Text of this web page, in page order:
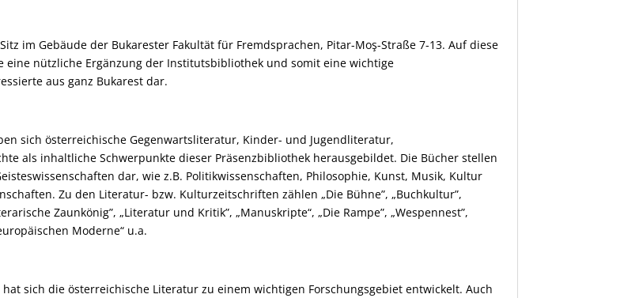
im Gebäude der Bukarester Fakultät für Fremdsprachen, Pitar-Moş-Straße 7-13. Auf diese
eine nützliche Ergänzung der Institutsbibliothek und somit eine wichtige
aus ganz Bukarest dar.
sich österreichische Gegenwartsliteratur, Kinder- und Jugendliteratur,
als inhaltliche Schwerpunkte dieser Präsenzbibliothek herausgebildet. Die Bücher stellen
dar, wie z.B. Politikwissenschaften, Philosophie, Kunst, Musik, Kultur
Zu den Literatur- bzw. Kulturzeitschriften zählen „Die Bühne”, „Buchkultur”,
Zaunkönig”, „Literatur und Kritik”, „Manuskripte“, „Die Rampe”, „Wespennest”,
Moderne“ u.a.
sich die österreichische Literatur zu einem wichtigen Forschungsgebiet entwickelt. Auch